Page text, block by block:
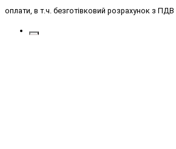
оплати, в т.ч. безготівковий розрахунок з ПДВ